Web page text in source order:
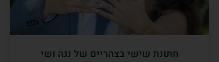
חתונת שישי בצהריים של נגה ושי